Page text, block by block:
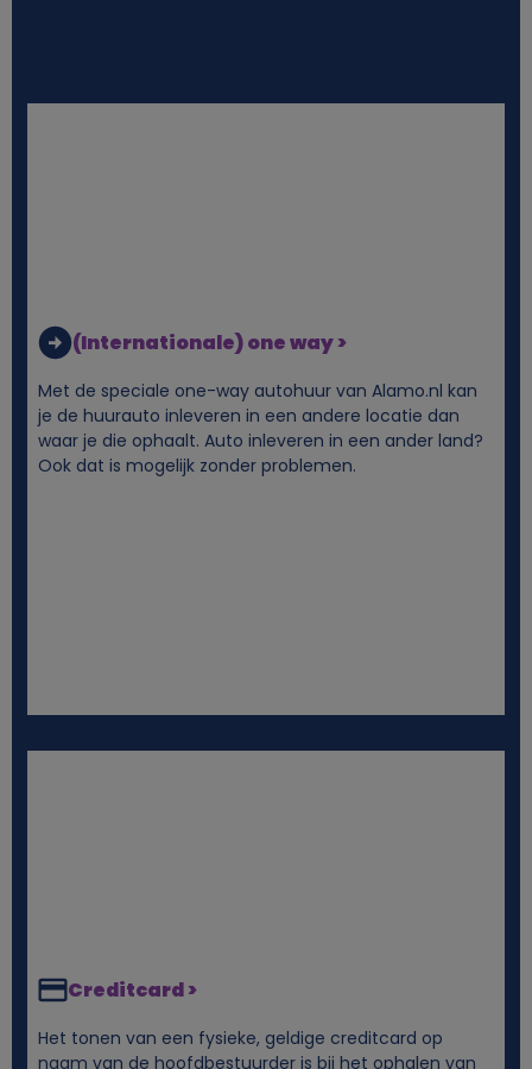
(Internationale) one way >
Met de speciale one-way autohuur van Alamo.nl kan
je de huurauto inleveren in een andere locatie dan
waar je die ophaalt. Auto inleveren in een ander land?
Ook dat is mogelijk zonder problemen.
Creditcard >
Het tonen van een fysieke, geldige creditcard op
naam van de hoofdbestuurder is bij het ophalen van